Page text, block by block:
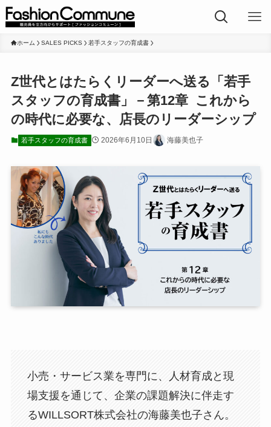
ホーム SALES PICKS 若手スタッフの育成書
Z世代とはたらくリーダーへ送る「若手
スタッフの育成書」－第12章 これから
の時代に必要な、店長のリーダーシップ
若手スタッフの育成書 2026年6月10日 海藤美也子
小売・サービス業を専門に、人材育成と現
場支援を通じて、企業の課題解決に伴走す
るWILLSORT株式会社の海藤美也子さん。